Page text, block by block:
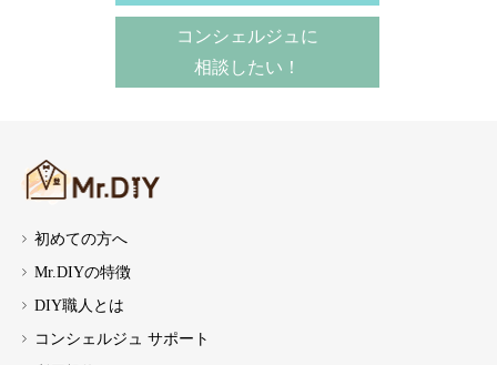
コンシェルジュに
相談したい！
初めての方へ
Mr.DIYの特徴
DIY職人とは
コンシェルジュ サポート